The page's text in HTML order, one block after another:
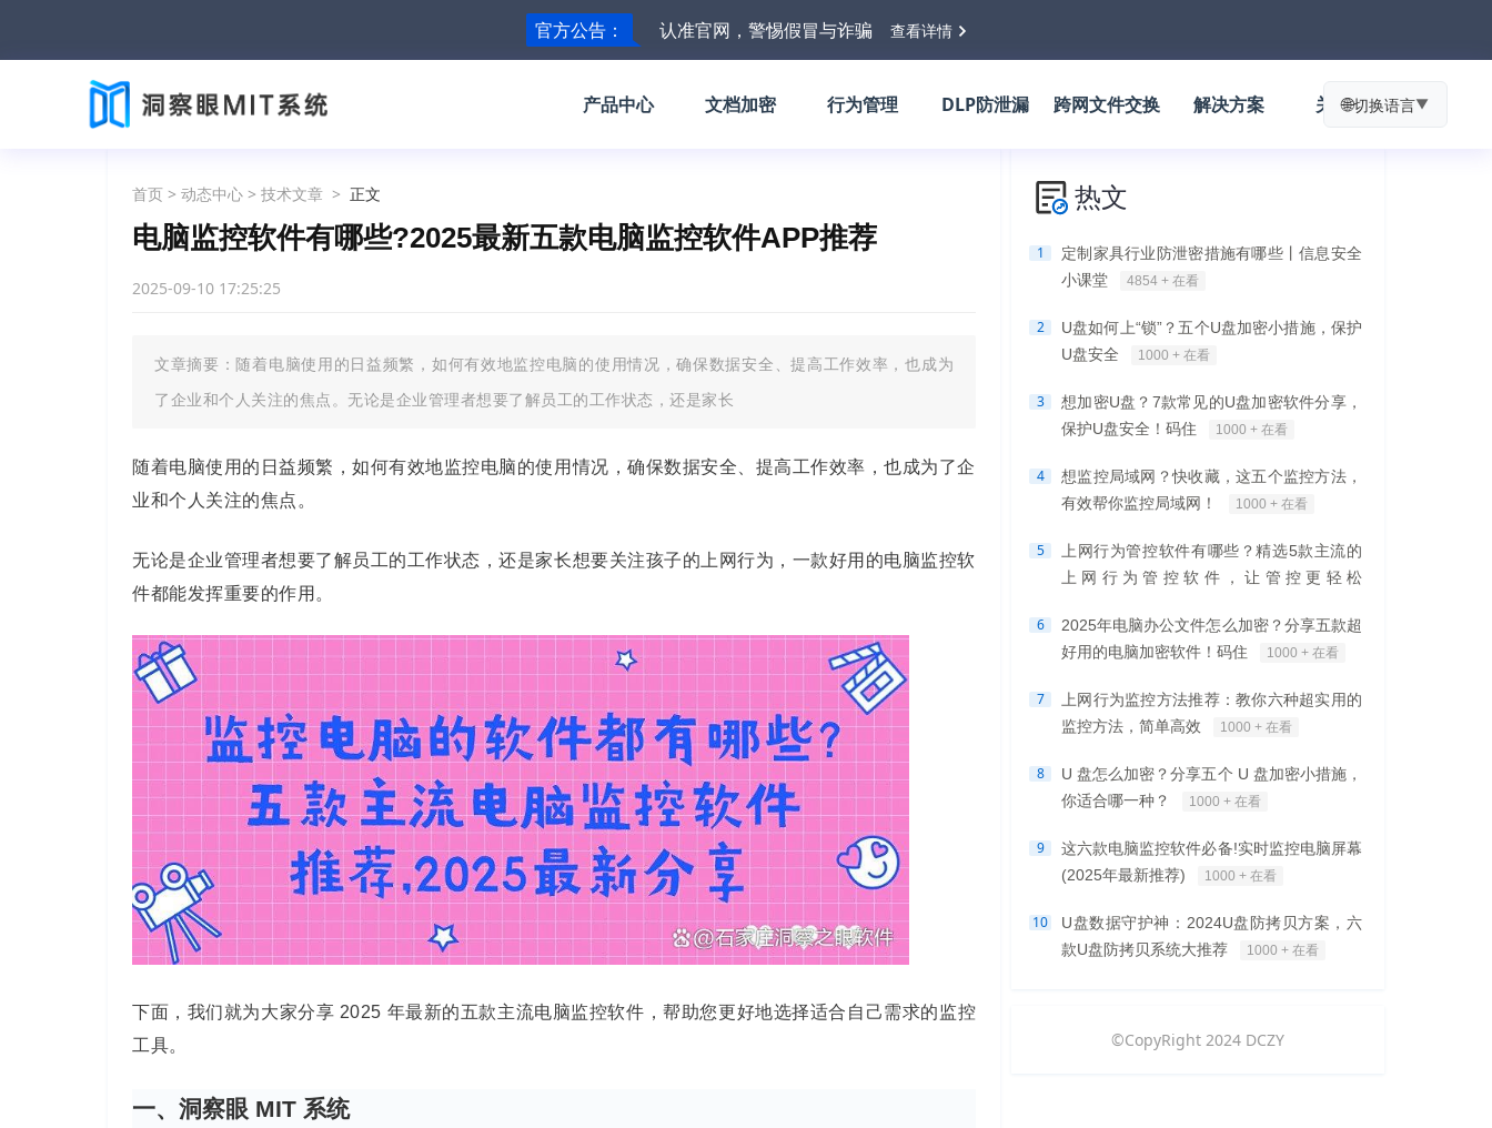
官方公告： 认准官网，警惕假冒与诈骗 查看详情
产品中心 文档加密 行为管理 DLP防泄漏 跨网文件交换 解决方案 关于我们
🌐切换语言▼
首页 > 动态中心 > 技术文章 > 正文
电脑监控软件有哪些?2025最新五款电脑监控软件APP推荐
2025-09-10 17:25:25
文章摘要：随着电脑使用的日益频繁，如何有效地监控电脑的使用情况，确保数据安全、提高工作效率，也成为
了企业和个人关注的焦点。无论是企业管理者想要了解员工的工作状态，还是家长
随着电脑使用的日益频繁，如何有效地监控电脑的使用情况，确保数据安全、提高工作效率，也成为了企
业和个人关注的焦点。
无论是企业管理者想要了解员工的工作状态，还是家长想要关注孩子的上网行为，一款好用的电脑监控软
件都能发挥重要的作用。
下面，我们就为大家分享 2025 年最新的五款主流电脑监控软件，帮助您更好地选择适合自己需求的监控
工具。
一、洞察眼 MIT 系统
热文
1
定制家具行业防泄密措施有哪些丨信息安全
小课堂
4854 + 在看
2
U盘如何上“锁”？五个U盘加密小措施，保护
U盘安全
1000 + 在看
3
想加密U盘？7款常见的U盘加密软件分享，
保护U盘安全！码住
1000 + 在看
4
想监控局域网？快收藏，这五个监控方法，
有效帮你监控局域网！
1000 + 在看
5
上网行为管控软件有哪些？精选5款主流的
上网行为管控软件，让管控更轻松
6
2025年电脑办公文件怎么加密？分享五款超
好用的电脑加密软件！码住
1000 + 在看
7
上网行为监控方法推荐：教你六种超实用的
监控方法，简单高效
1000 + 在看
8
U 盘怎么加密？分享五个 U 盘加密小措施，
你适合哪一种？
1000 + 在看
9
这六款电脑监控软件必备!实时监控电脑屏幕
(2025年最新推荐)
1000 + 在看
10
U盘数据守护神：2024U盘防拷贝方案，六
款U盘防拷贝系统大推荐
1000 + 在看
©CopyRight 2024 DCZY